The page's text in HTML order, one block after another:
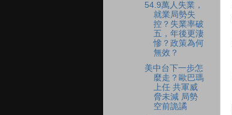
54.9萬人失業，
就業局勢失
控？失業率破
五，年後更淒
慘？政策為何
無效？
美中台下一步怎
麼走？歐巴瑪
上任 共軍威
脅未減 局勢
空前詭譎